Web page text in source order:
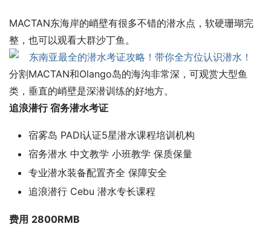
MACTAN东海岸的峭壁有很多不错的潜水点，软硬珊瑚完
整，也可以观看大群沙丁鱼。
分割MACTAN和Olango岛的海沟非常深，可观赏大型鱼
类，垂直的峭壁是深潜训练的好地方。
追浪潜行 宿务潜水考证
宿雾岛 PADI认证5星潜水课程培训机构
宿务潜水 中文教学 小班教学 保质保量
专业潜水装备配置齐全 保障安全
追浪潜行 Cebu 潜水专长课程
费用 2800RMB